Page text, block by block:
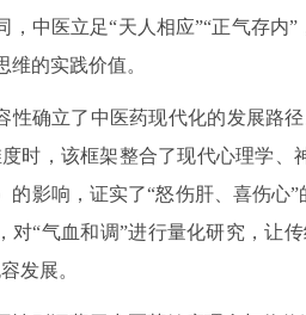
，中医立足“天人相应”“正气存内
维的实践价值。
性确立了中医药现代化的发展路
时，该框架整合了现代心理学
的影响，证实了“怒伤肝、喜伤心
对“气血和调”进行量化研究，让
发展。